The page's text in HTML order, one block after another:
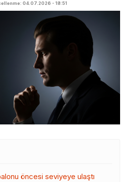
04.07.2026 - 18:51
öncesi seviyeye ulaştı